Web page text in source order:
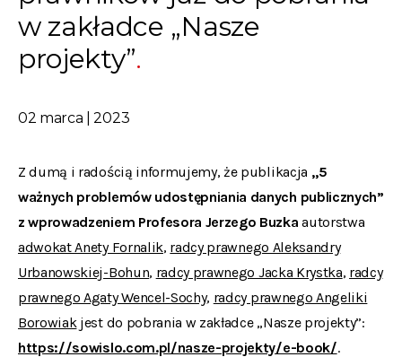
w zakładce „Nasze
projekty”
02 marca | 2023
Z dumą i radością informujemy, że publikacja „5
ważnych problemów udostępniania danych publicznych”
z wprowadzeniem Profesora Jerzego Buzkaautorstwa
adwokat Anety Fornalik, radcy prawnego Aleksandry
Urbanowskiej-Bohun, radcy prawnego Jacka Krystka, radcy
prawnego Agaty Wencel-Sochy, radcy prawnego Angeliki
Borowiakjest do pobrania w zakładce „Nasze projekty”:
https://sowislo.com.pl/nasze-projekty/e-book/.